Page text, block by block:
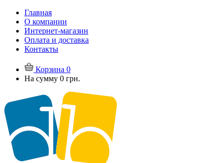
Главная
О компании
Интернет-магазин
Оплата и доставка
Контакты
Корзина 0
На сумму 0 грн.